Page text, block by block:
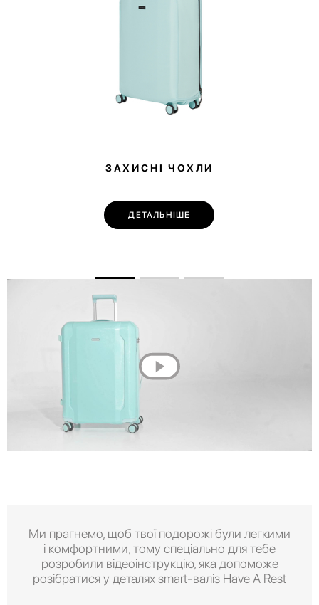
ЗАХИСНІ ЧОХЛИ
ДЕТАЛЬНІШЕ
Ми прагнемо, щоб твої подорожі були легкими
і комфортними, тому спеціально для тебе
розробили відеоінструкцію, яка допоможе
розібратися у деталях smart-валіз Have A Rest